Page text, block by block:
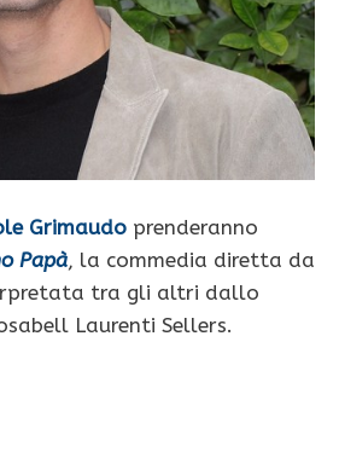
Grimaudo prenderanno
Papà, la commedia diretta da
tra gli altri dallo
Laurenti Sellers.